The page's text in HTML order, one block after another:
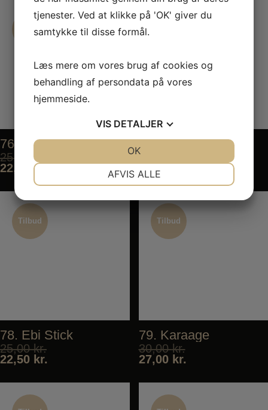
Tilbud
76. Chicken Stick
25,00 kr.
22,50 kr.
77. Yakitori Stick
25,00
22,50kr.
Tilbud
78. Ebi Stick
25,00kr.
22,50 kr.
Tilbud
Tilbud
79. Karaage
30,00kr.
27,00 kr.
tjenester. Ved at klikke på 'OK' giver du
samtykke til disse formål.
Læs mere om vores brug af cookies og
behandling af persondata på vores
hjemmeside.
VIS DETALJER
STATISTIK
AFVIS ALLE
OK